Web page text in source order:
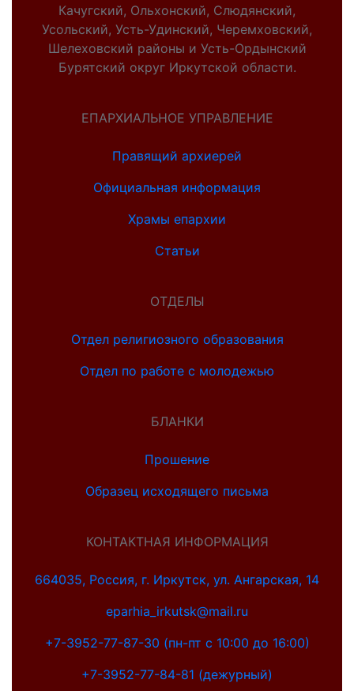
Качугский, Ольхонский, Слюдянский,
Усольский, Усть-Удинский, Черемховский,
Шелеховский районы и Усть-Ордынский
Бурятский округ Иркутской области.
ЕПАРХИАЛЬНОЕ УПРАВЛЕНИЕ
Правящий архиерей
Официальная информация
Храмы епархии
Статьи
ОТДЕЛЫ
Отдел религиозного образования
Отдел по работе с молодежью
БЛАНКИ
Прошение
Образец исходящего письма
КОНТАКТНАЯ ИНФОРМАЦИЯ
664035, Россия, г. Иркутск, ул. Ангарская, 14
eparhia_irkutsk@mail.ru
+7-3952-77-87-30 (пн-пт с 10:00 до 16:00)
+7-3952-77-84-81 (дежурный)